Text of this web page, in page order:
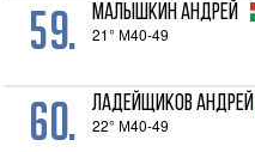
59. МАЛЫШКИН Андрей
21° М40-49
60. ЛАДЕЙЩИКОВ Андрей
22° М40-49